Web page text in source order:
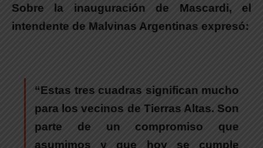
Sobre la inauguración de Mascardi, el
intendente de Malvinas Argentinas expresó:
“Estas tres cuadras significan mucho
para los vecinos de Tierras Altas. Son
parte de un compromiso que
asumimos y que hoy se cumple